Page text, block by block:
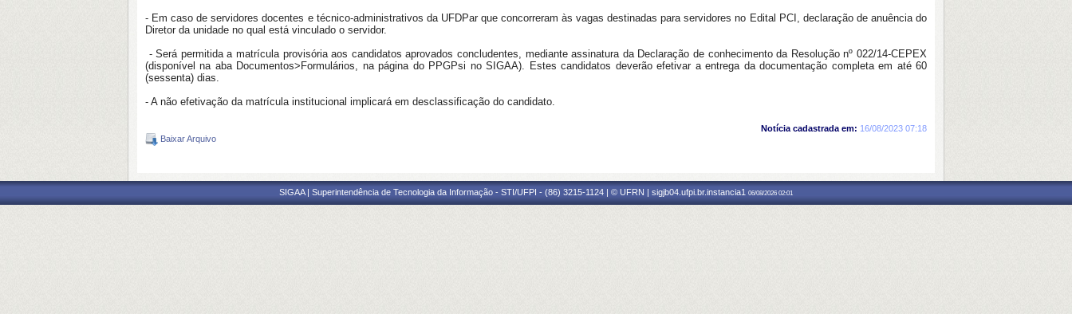
- Em caso de servidores docentes e técnico-administrativos da UFDPar que concorreram às vagas destinadas para servidores no Edital PCI, declaração de anuência do
Diretor da unidade no qual está vinculado o servidor.
- Será permitida a matrícula provisória aos candidatos aprovados concludentes, mediante assinatura da Declaração de conhecimento da Resolução nº 022/14-CEPEX
(disponível na aba Documentos>Formulários, na página do PPGPsi no SIGAA). Estes candidatos deverão efetivar a entrega da documentação completa em até 60
(sessenta) dias.
- A não efetivação da matrícula institucional implicará em desclassificação do candidato.
Notícia cadastrada em: 16/08/2023 07:18
Baixar Arquivo
SIGAA | Superintendência de Tecnologia da Informação - STI/UFPI - (86) 3215-1124 | © UFRN | sigjb04.ufpi.br.instancia1 06/08/2026 02:01